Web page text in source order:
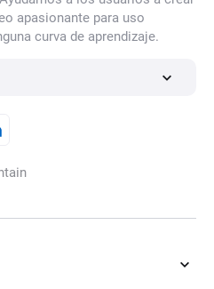
apasionante para uso
curva de aprendizaje.